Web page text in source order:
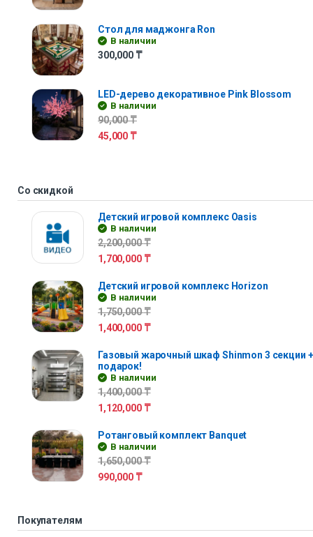
Стол для маджонга Ron
В наличии
300,000 ₸
LED-дерево декоративное Pink Blossom
В наличии
90,000₸
45,000 ₸
Со скидкой
Детский игровой комплекс Oasis
В наличии
2,200,000₸
1,700,000 ₸
Детский игровой комплекс Horizon
В наличии
1,750,000₸
1,400,000 ₸
Газовый жарочный шкаф Shinmon 3 секции
подарок!
В наличии
1,400,000₸
1,120,000 ₸
Ротанговый комплект Banquet
В наличии
1,650,000₸
990,000 ₸
Покупателям